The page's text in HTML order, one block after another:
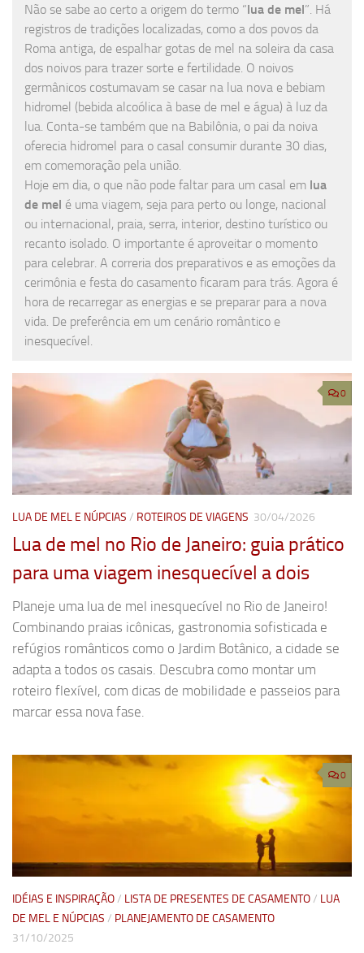
Não se sabe ao certo a origem do termo “lua de mel”. Há
registros de tradições localizadas, como a dos povos da
Roma antiga, de espalhar gotas de mel na soleira da casa
dos noivos para trazer sorte e fertilidade. O noivos
germânicos costumavam se casar na lua nova e bebiam
hidromel (bebida alcoólica à base de mel e água) à luz da
lua. Conta-se também que na Babilônia, o pai da noiva
oferecia hidromel para o casal consumir durante 30 dias,
em comemoração pela união.
Hoje em dia, o que não pode faltar para um casal em lua
de mel é uma viagem, seja para perto ou longe, nacional
ou internacional, praia, serra, interior, destino turístico ou
recanto isolado. O importante é aproveitar o momento
para celebrar. A correria dos preparativos e as emoções da
cerimônia e festa do casamento ficaram para trás. Agora é
hora de recarregar as energias e se preparar para a nova
vida. De preferência em um cenário romântico e
inesquecível.
0
LUA DE MEL E NÚPCIAS / ROTEIROS DE VIAGENS 30/04/2026
Lua de mel no Rio de Janeiro: guia prático
para uma viagem inesquecível a dois
Planeje uma lua de mel inesquecível no Rio de Janeiro!
Combinando praias icônicas, gastronomia sofisticada e
refúgios românticos como o Jardim Botânico, a cidade se
adapta a todos os casais. Descubra como montar um
roteiro flexível, com dicas de mobilidade e passeios para
marcar essa nova fase.
0
IDÉIAS E INSPIRAÇÃO/ LISTA DE PRESENTES DE CASAMENTO/ LUA
DE MEL E NÚPCIAS / PLANEJAMENTO DE CASAMENTO
31/10/2025